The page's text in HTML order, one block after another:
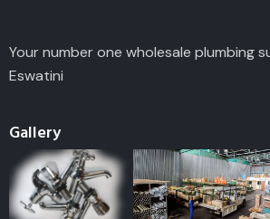
Your number one wholesale plumbing
Eswatini
Gallery